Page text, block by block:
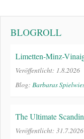
BLOGROLL
Limetten-Minz-
Veröffentlicht: 1.8.2026
Blog: Barbaras
The Ultimate
Veröffentlicht: 31.7.2026